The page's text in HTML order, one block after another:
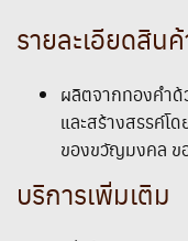
รายละเอียดสิน
ผลิตจากทองคำ
และสร้างสรรค์โ
ของขวัญมงคล ข
บริการเพิ่มเติม